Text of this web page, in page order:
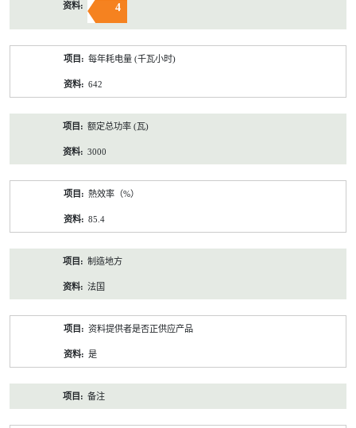
4
每年耗电量 (千瓦小时)
642
额定总功率 (瓦)
3000
熱效率（%）
85.4
制造地方
法国
资料提供者是否正供应产品
是
备注